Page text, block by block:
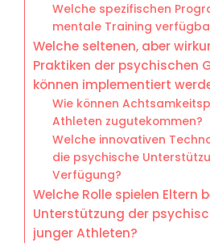
Welche spezifischen
mentale Training
Welche seltenen, aber
Praktiken der psychischen
können implementiert
Wie können
Athleten zugutekommen?
Welche innovativen
die psychische
Verfügung?
Welche Rolle spielen Eltern
Unterstützung der
junger Athleten?